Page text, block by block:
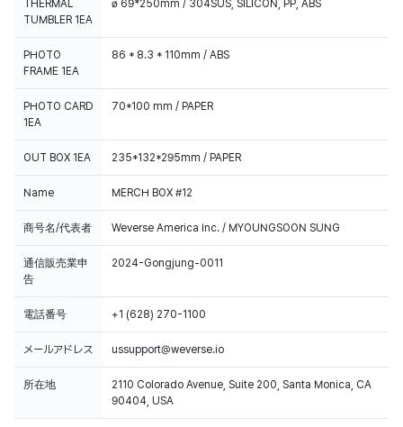
THERMAL
TUMBLER 1EA
ø 69*250mm / 304SUS, SILICON, PP, ABS
PHOTO
FRAME 1EA
86 * 8.3 * 110mm / ABS
PHOTO CARD
1EA
70*100 mm / PAPER
OUT BOX 1EA 235*132*295mm / PAPER
Name MERCH BOX #12
商号名/代表者 Weverse America Inc. / MYOUNGSOON SUNG
通信販売業申
告
2024-Gongjung-0011
電話番号 +1 (628) 270-1100
メールアドレス ussupport@weverse.io
所在地
2110 Colorado Avenue, Suite 200, Santa Monica, CA
90404, USA